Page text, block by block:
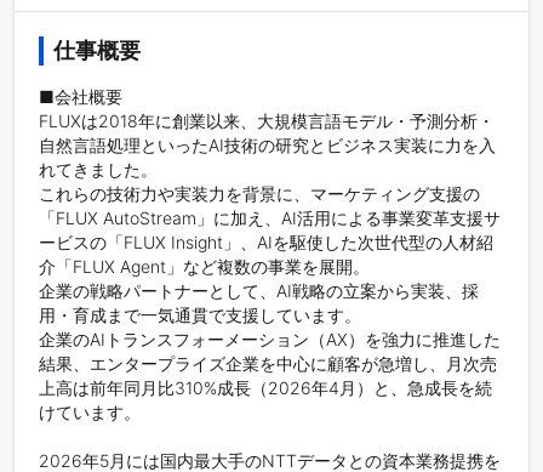
仕事概要
■会社概要
FLUXは2018年に創業以来、大規模言語モデル・予測分析・
自然言語処理といったAI技術の研究とビジネス実装に力を入
れてきました。
これらの技術力や実装力を背景に、マーケティング支援の
「FLUX AutoStream」に加え、AI活用による事業変革支援サ
ービスの「FLUX Insight」、AIを駆使した次世代型の人材紹
介「FLUX Agent」など複数の事業を展開。
企業の戦略パートナーとして、AI戦略の立案から実装、採
用・育成まで一気通貫で支援しています。
企業のAIトランスフォーメーション（AX）を強力に推進した
結果、エンタープライズ企業を中心に顧客が急増し、月次売
上高は前年同月比310%成長（2026年4月）と、急成長を続
けています。
2026年5月には国内最大手のNTTデータとの資本業務提携を